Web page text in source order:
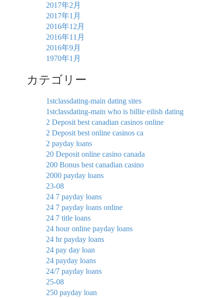
2017年2月
2017年1月
2016年12月
2016年11月
2016年9月
1970年1月
カテゴリー
1stclassdating-main dating sites
1stclassdating-main who is billie eilish dating
2 Deposit best canadian casinos online
2 Deposit best online casinos ca
2 payday loans
20 Deposit online casino canada
200 Bonus best canadian casino
2000 payday loans
23-08
24 7 payday loans
24 7 payday loans online
24 7 title loans
24 hour online payday loans
24 hr payday loans
24 pay day loan
24 payday loans
24/7 payday loans
25-08
250 payday loan